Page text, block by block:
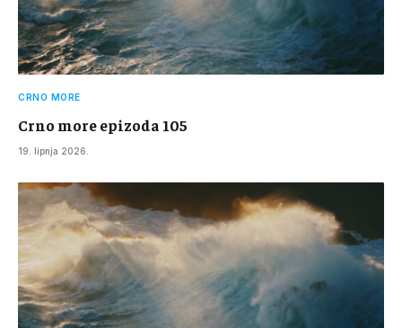
CRNO MORE
Crno more epizoda 105
19. lipnja 2026.